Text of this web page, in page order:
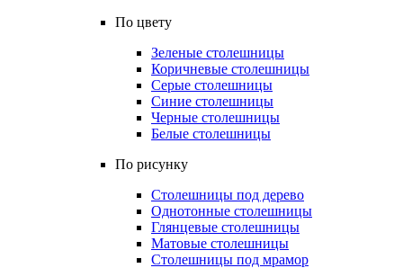
По цвету
Зеленые столешницы
Коричневые столешницы
Серые столешницы
Синие столешницы
Черные столешницы
Белые столешницы
По рисунку
Столешницы под дерево
Однотонные столешницы
Глянцевые столешницы
Матовые столешницы
Столешницы под мрамор